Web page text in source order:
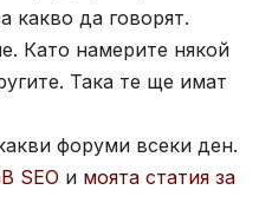
какво да говорят.
Като намерите някой
Така те ще имат
форуми всеки ден.
SEO и моята статия за